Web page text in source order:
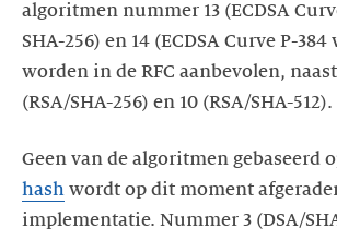
algoritmen nummer 13 (ECDSA
SHA-256) en 14 (ECDSA Curve P-
worden in de RFC aanbevolen,
(RSA/SHA-256) en 10 (RSA/SHA-512).
Geen van de algoritmen gebaseerd
hash wordt op dit moment
implementatie. Nummer 3 (DSA/